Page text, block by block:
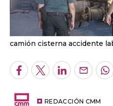
camión cisterna accidente
Facebook
TwitterLinkedInEnviar
REDACCIÓN CMM